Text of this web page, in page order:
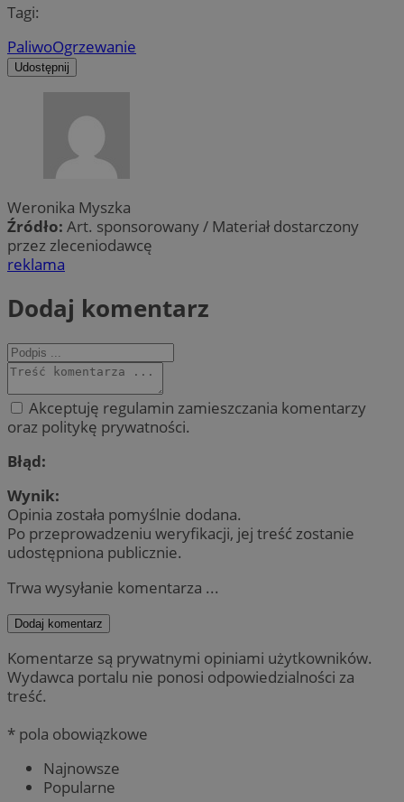
Tagi:
PaliwoOgrzewanie
Udostępnij
Weronika Myszka
Źródło: Art. sponsorowany / Materiał dostarczony
przez zleceniodawcę
reklama
Dodaj komentarz
Akceptuję regulamin zamieszczania komentarzy
oraz politykę prywatności.
Błąd:
Wynik:
Opinia została pomyślnie dodana.
Po przeprowadzeniu weryfikacji, jej treść zostanie
udostępniona publicznie.
Trwa wysyłanie komentarza ...
Dodaj komentarz
Komentarze są prywatnymi opiniami użytkowników.
Wydawca portalu nie ponosi odpowiedzialności za
treść.
* pola obowiązkowe
Najnowsze
Popularne